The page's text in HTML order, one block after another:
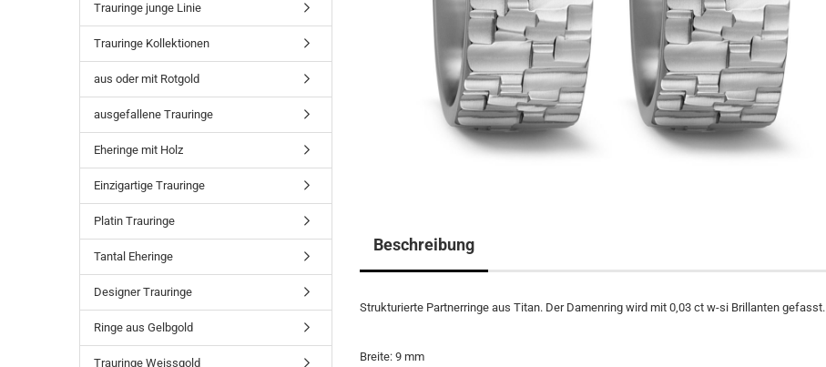
Beschreibung
Strukturierte Partnerringe aus Titan. Der Damenring wird mit 0,03 ct w-si Brillanten gefasst.
Breite: 9 mm
Trauringe junge Linie
Trauringe Kollektionen
aus oder mit Rotgold
ausgefallene Trauringe
Eheringe mit Holz
Einzigartige Trauringe
Platin Trauringe
Tantal Eheringe
Designer Trauringe
Ringe aus Gelbgold
Trauringe Weissgold